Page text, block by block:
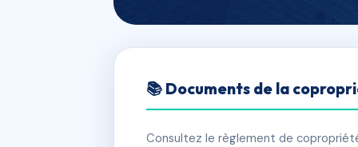
20 RUE
📍 20 Rue MARESCHAL 34000
📚 Documents de la
Consultez le règlement de